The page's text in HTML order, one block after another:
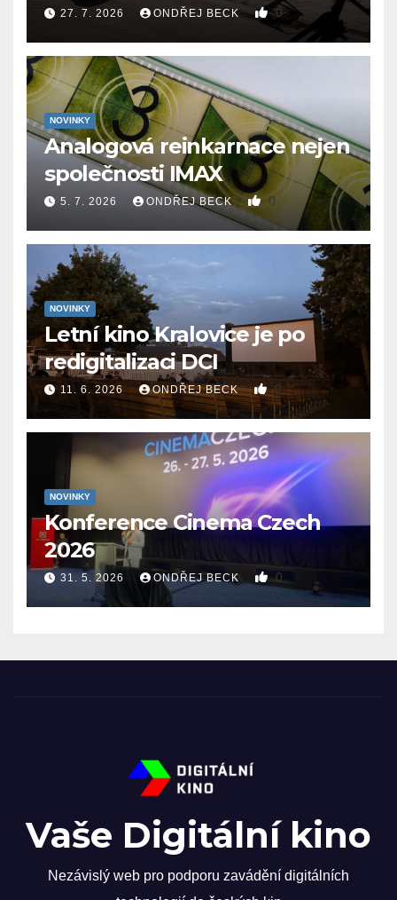
27. 7. 2026 ONDŘEJ BECK 0
NOVINKY
Analogová reinkarnace nejen
společnosti IMAX
5. 7. 2026 ONDŘEJ BECK 0
NOVINKY
Letní kino Kralovice je po
redigitalizaci DCI
11. 6. 2026 ONDŘEJ BECK 0
NOVINKY
Konference Cinema Czech
2026
31. 5. 2026 ONDŘEJ BECK 0
Vaše Digitální kino
Nezávislý web pro podporu zavádění digitálních